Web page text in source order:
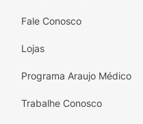
Fale Conosco
Lojas
Programa Araujo Médico
Trabalhe Conosco